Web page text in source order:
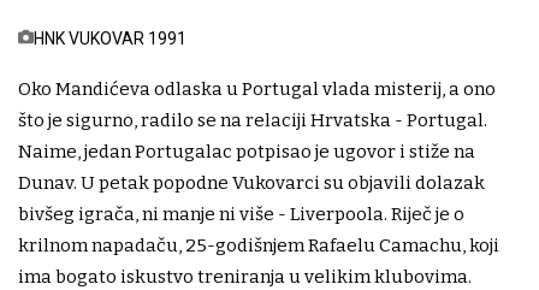
HNK VUKOVAR 1991
Oko Mandićeva odlaska u Portugal vlada misterij, a ono
što je sigurno, radilo se na relaciji Hrvatska - Portugal.
Naime, jedan Portugalac potpisao je ugovor i stiže na
Dunav. U petak popodne Vukovarci su objavili dolazak
bivšeg igrača, ni manje ni više - Liverpoola. Riječ je o
krilnom napadaču, 25-godišnjem Rafaelu Camachu, koji
ima bogato iskustvo treniranja u velikim klubovima.